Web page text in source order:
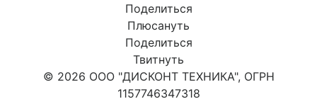
Поделиться
Плюсануть
Поделиться
Твитнуть
© 2026 ООО "ДИСКОНТ ТЕХНИКА", ОГРН
1157746347318